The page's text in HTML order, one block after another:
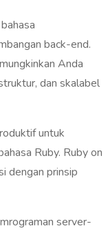
back-end.
Anda
dan skalabel
untuk
Ruby. Ruby on
dengan prinsip
server-